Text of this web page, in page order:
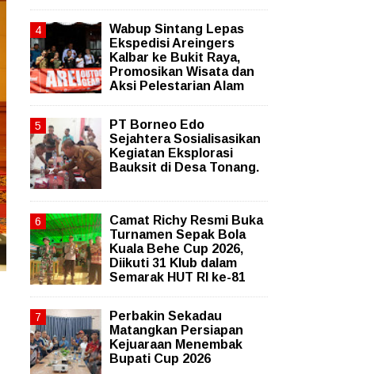
Wabup Sintang Lepas
Ekspedisi Areingers
Kalbar ke Bukit Raya,
Promosikan Wisata dan
Aksi Pelestarian Alam
PT Borneo Edo
Sejahtera Sosialisasikan
Kegiatan Eksplorasi
Bauksit di Desa Tonang.
Camat Richy Resmi Buka
Turnamen Sepak Bola
Kuala Behe Cup 2026,
Diikuti 31 Klub dalam
Semarak HUT RI ke-81
Perbakin Sekadau
Matangkan Persiapan
Kejuaraan Menembak
Bupati Cup 2026